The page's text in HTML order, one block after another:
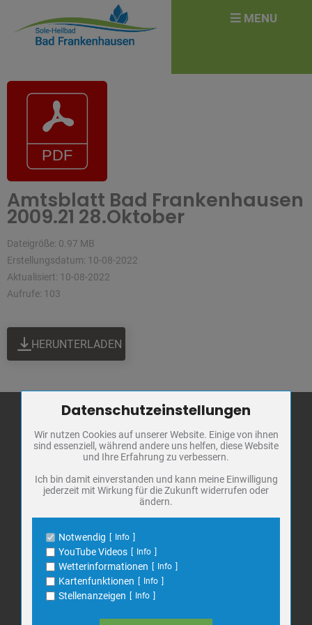
Amtsblatt Bad Frankenhausen
2009.21 28.Oktober
Dateigröße: 0.97 MB
Erstellungsdatum: 10-08-2022
Aktualisiert: 10-08-2022
Aufrufe: 103
HERUNTERLADEN
Stadt Bad
Frankenhausen
Markt 1
06567 Bad Frankenhausen
E-Mail:info@bad-frankenhausen.de
Search
for:
for:
Zum Betrieb der Seite notwendige Cookies / Drittanbieter:
Name
PHP Session Cookie
Anbieter
Eigentümer dieser Website
Schutz
Cookie Name
PHPSESSID, fe_typo_user
Name
Cookiespeicherung Entscheidungscookie
Anbieter
Eigentümer dieser Website
Zweck
Speichert die Einstellungen der Besucher
bezüglich der Speicherung von Cookies.
Cookie Name
dywc
1 Jahr
Datenschutzeinstellungen
Wir nutzen Cookies auf unserer Website. Einige von ihnen
sind essenziell, während andere uns helfen, diese Website
und Ihre Erfahrung zu verbessern.
Ich bin damit einverstanden und kann meine Einwilligung
jederzeit mit Wirkung für die Zukunft widerrufen oder
ändern.
Notwendig Info
YouTube Videos Info
Wetterinformationen Info
Kartenfunktionen Info
Stellenanzeigen Info